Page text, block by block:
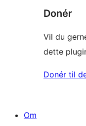
Donér
Vil du
dette
Donér til
Om